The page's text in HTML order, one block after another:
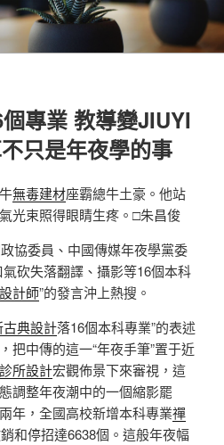
專業 教導變JIUYI
只是年夜學的事
無毒建材座霸總牛土豪。他站
光束照得眼睛生疼。□朱昌俊
協委員、中國傳媒年夜學黨委
砍失落翻譯、攝影等16個本科
計師”的發言沖上熱搜。
古典設計落16個本科專業”的表述
把中傳的這一“年夜手筆”置于近
所設計宏觀佈景下來審視，這
調整年夜潮中的一個縮影罷
年，全國高校新增本科專業禪
和停招達6638個。這般年夜幅